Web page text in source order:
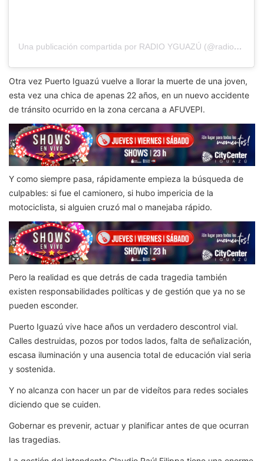
Una publicación compartida por RADIO YGUAZÚ (@radioyguazu)
Otra vez Puerto Iguazú vuelve a llorar la muerte de una joven,
esta vez una chica de apenas 22 años, en un nuevo accidente
de tránsito ocurrido en la zona cercana a AFUVEPI.
Y como siempre pasa, rápidamente empieza la búsqueda de
culpables: si fue el camionero, si hubo impericia de la
motociclista, si alguien cruzó mal o manejaba rápido.
Pero la realidad es que detrás de cada tragedia también
existen responsabilidades políticas y de gestión que ya no se
pueden esconder.
Puerto Iguazú vive hace años un verdadero descontrol vial.
Calles destruidas, pozos por todos lados, falta de señalización,
escasa iluminación y una ausencia total de educación vial seria
y sostenida.
Y no alcanza con hacer un par de videítos para redes sociales
diciendo que se cuiden.
Gobernar es prevenir, actuar y planificar antes de que ocurran
las tragedias.